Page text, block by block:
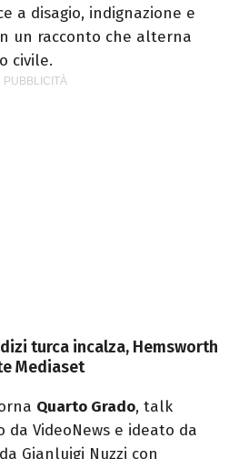
a disagio, indignazione e
un racconto che alterna
civile.
turca incalza, Hemsworth
Mediaset
Quarto Grado, talk
VideoNews e ideato da
Gianluigi Nuzzi con